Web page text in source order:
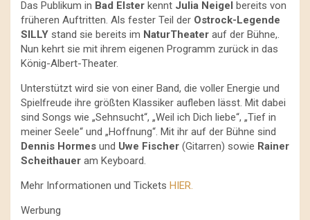
Das Publikum in Bad Elster kennt Julia Neigel bereits von
früheren Auftritten. Als fester Teil der Ostrock-Legende
SILLY stand sie bereits im NaturTheater auf der Bühne,.
Nun kehrt sie mit ihrem eigenen Programm zurück in das
König-Albert-Theater.
Unterstützt wird sie von einer Band, die voller Energie und
Spielfreude ihre größten Klassiker aufleben lässt. Mit dabei
sind Songs wie „Sehnsucht“, „Weil ich Dich liebe“, „Tief in
meiner Seele“ und „Hoffnung“. Mit ihr auf der Bühne sind
Dennis Hormes und Uwe Fischer (Gitarren) sowie Rainer
Scheithauer am Keyboard.
Mehr Informationen und Tickets HIER.
Werbung